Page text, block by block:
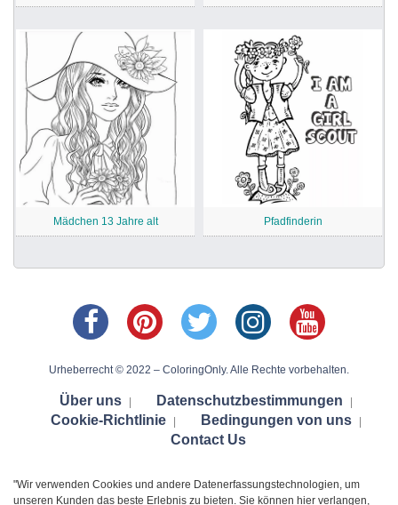
Mädchen 13 Jahre alt Pfadfinderin
Urheberrecht © 2022 – ColoringOnly. Alle Rechte vorbehalten.
Über uns Datenschutzbestimmungen
Cookie-Richtlinie Bedingungen von uns
Contact Us
"Wir verwenden Cookies und andere Datenerfassungstechnologien, um
unseren Kunden das beste Erlebnis zu bieten. Sie können hier verlangen,